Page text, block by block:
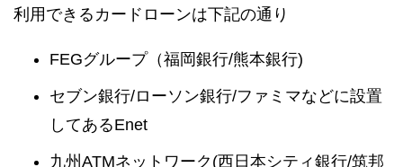
利用できるカードローンは下記の通り
FEGグループ（福岡銀行/熊本銀行)
セブン銀行/ローソン銀行/ファミマなどに設置
してあるEnet
九州ATMネットワーク(西日本シティ銀行/筑邦